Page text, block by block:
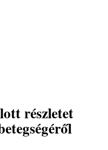
részletet